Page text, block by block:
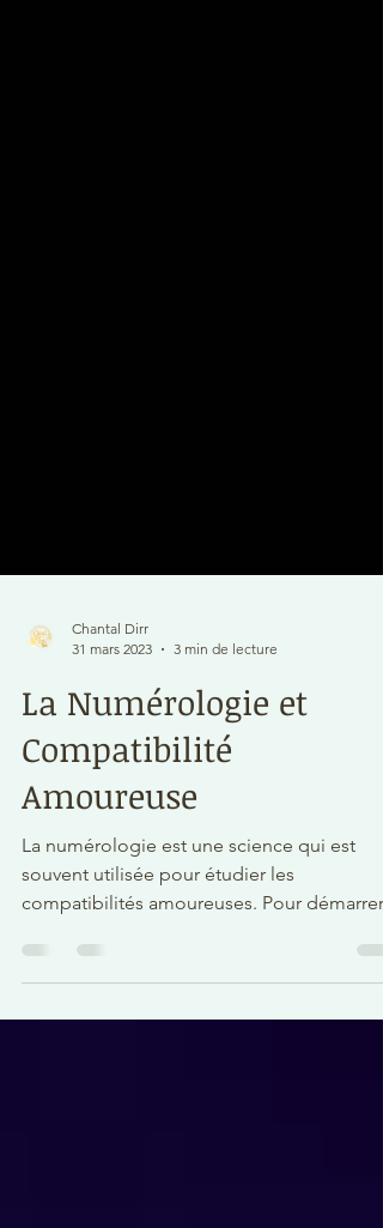
31 mars 2023
3 min de lecture
La Numérologie et
Compatibilité
Amoureuse
La numérologie est une science qui est
compatibilités amoureuses. Pour démarrer,
je vous propose une...